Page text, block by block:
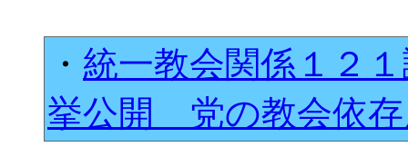
・ 統一教会関係１２
挙公開 党の教会依